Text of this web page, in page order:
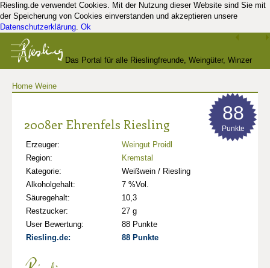
Riesling.de verwendet Cookies. Mit der Nutzung dieser Website sind Sie mit
der Speicherung von Cookies einverstanden und akzeptieren unsere
Datenschutzerklärung. Ok
Das Portal für alle Rieslingfreunde, Weingüter, Winzer
Home Weine
2008er Ehrenfels Riesling
Erzeuger:
Weingut Proidl
Region:
Kremstal
Kategorie:
Weißwein / Riesling
Alkoholgehalt:
7 %Vol.
Säuregehalt:
10,3
Restzucker:
27 g
User Bewertung:
88 Punkte
Riesling.de:
88 Punkte
88
Punkte